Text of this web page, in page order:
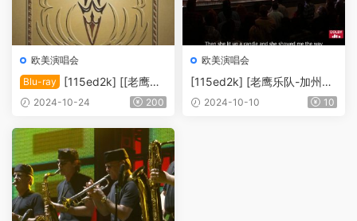
欧美演唱会
Blu-ray
[115ed2k] [[老鹰乐
队 墨尔本告别巡回演唱会 20
SO/42.39G]
2024-10-24 200
欧美演唱会
[115ed2k] [老鹰乐队-加州旅
馆-1994冰封地狱演唱会][4K
2024-10-10 10